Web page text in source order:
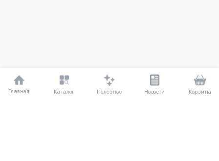
Главная Каталог Полезное Новости Корзина